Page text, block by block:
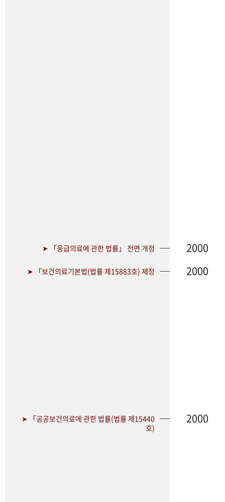
➤ 「응급의료에 관한 법률」 전면 개정 2000
➤ 「보건의료기본법(법률 제15883호) 제정 2000
➤ 「공공보건의료에 관한 법률(법률 제15440
호)
2000